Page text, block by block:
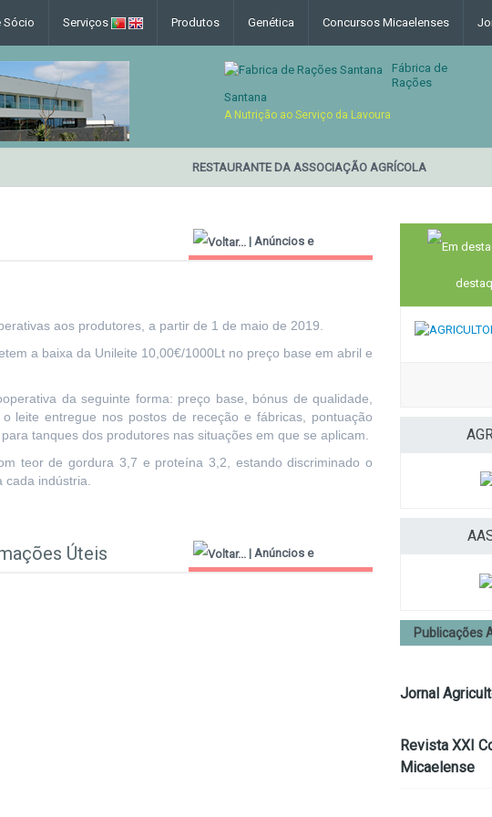
Sócio Serviços Produtos Genética Concursos Micaelenses
Fábrica de
Rações
Santana
A Nutrição ao Serviço da Lavoura
RESTAURANTE DA ASSOCIAÇÃO AGRÍCOLA
| Anúncios e
aos produtores, a partir de 1 de maio de 2019.
a baixa da Unileite 10,00€/1000Lt no preço base em abril e
da seguinte forma: preço base, bónus de qualidade,
leite entregue nos postos de receção e fábricas, pontuação
tanques dos produtores nas situações em que se aplicam.
teor de gordura 3,7 e proteína 3,2, estando discriminado o
indústria.
Úteis | Anúncios e
Publicações
Jornal
Revista XXI
Micaelense